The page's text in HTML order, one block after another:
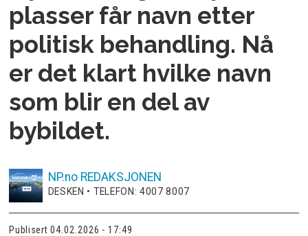
plasser får navn etter
politisk behandling. Nå
er det klart hvilke navn
som blir en del av
bybildet.
NP.no REDAKSJONEN
DESKEN • TELEFON: 4007 8007
Publisert 04.02.2026 - 17:49